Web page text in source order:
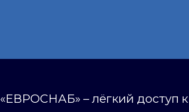
«ЕВРОСНАБ» – лёгкий доступ